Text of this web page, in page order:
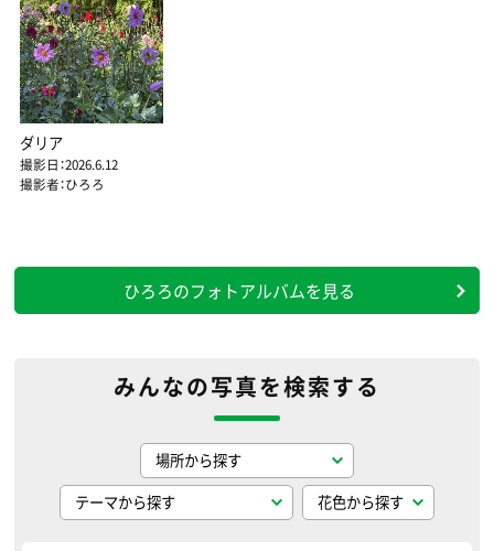
ダリア
撮影日：2026.6.12
撮影者：ひろろ
ひろろのフォトアルバムを見る
みんなの写真を検索する